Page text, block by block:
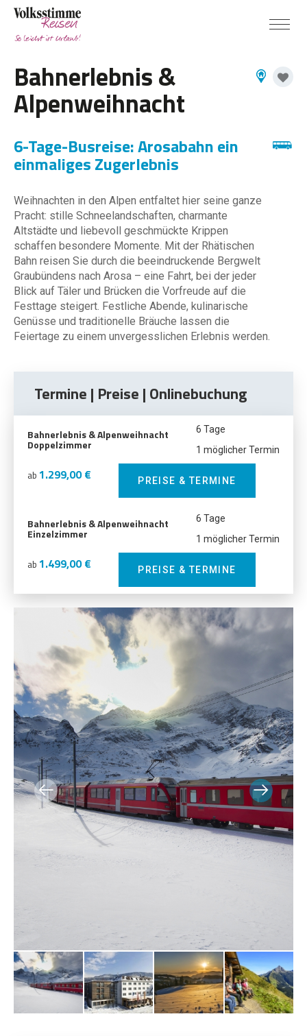
Bahnerlebnis &
Alpenweihnacht
6-Tage-Busreise: Arosabahn ein
einmaliges Zugerlebnis
Weihnachten in den Alpen entfaltet hier seine ganze
Pracht: stille Schneelandschaften, charmante
Altstädte und liebevoll geschmückte Krippen
schaffen besondere Momente. Mit der Rhätischen
Bahn reisen Sie durch die beeindruckende Bergwelt
Graubündens nach Arosa – eine Fahrt, bei der jeder
Blick auf Täler und Brücken die Vorfreude auf die
Festtage steigert. Festliche Abende, kulinarische
Genüsse und traditionelle Bräuche lassen die
Feiertage zu einem unvergesslichen Erlebnis werden.
Termine | Preise | Onlinebuchung
Bahnerlebnis & Alpenweihnacht
Doppelzimmer
6 Tage
1 möglicher Termin
ab 1.299,00 € PREISE & TERMINE
Bahnerlebnis & Alpenweihnacht
Einzelzimmer
6 Tage
1 möglicher Termin
ab 1.499,00 € PREISE & TERMINE